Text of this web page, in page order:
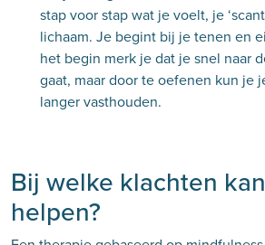
stap voor stap wat je voelt, je
lichaam. Je begint bij je tenen en
het begin merk je dat je snel naar
gaat, maar door te oefenen kun je
langer vasthouden.
Bij welke klachten
helpen?